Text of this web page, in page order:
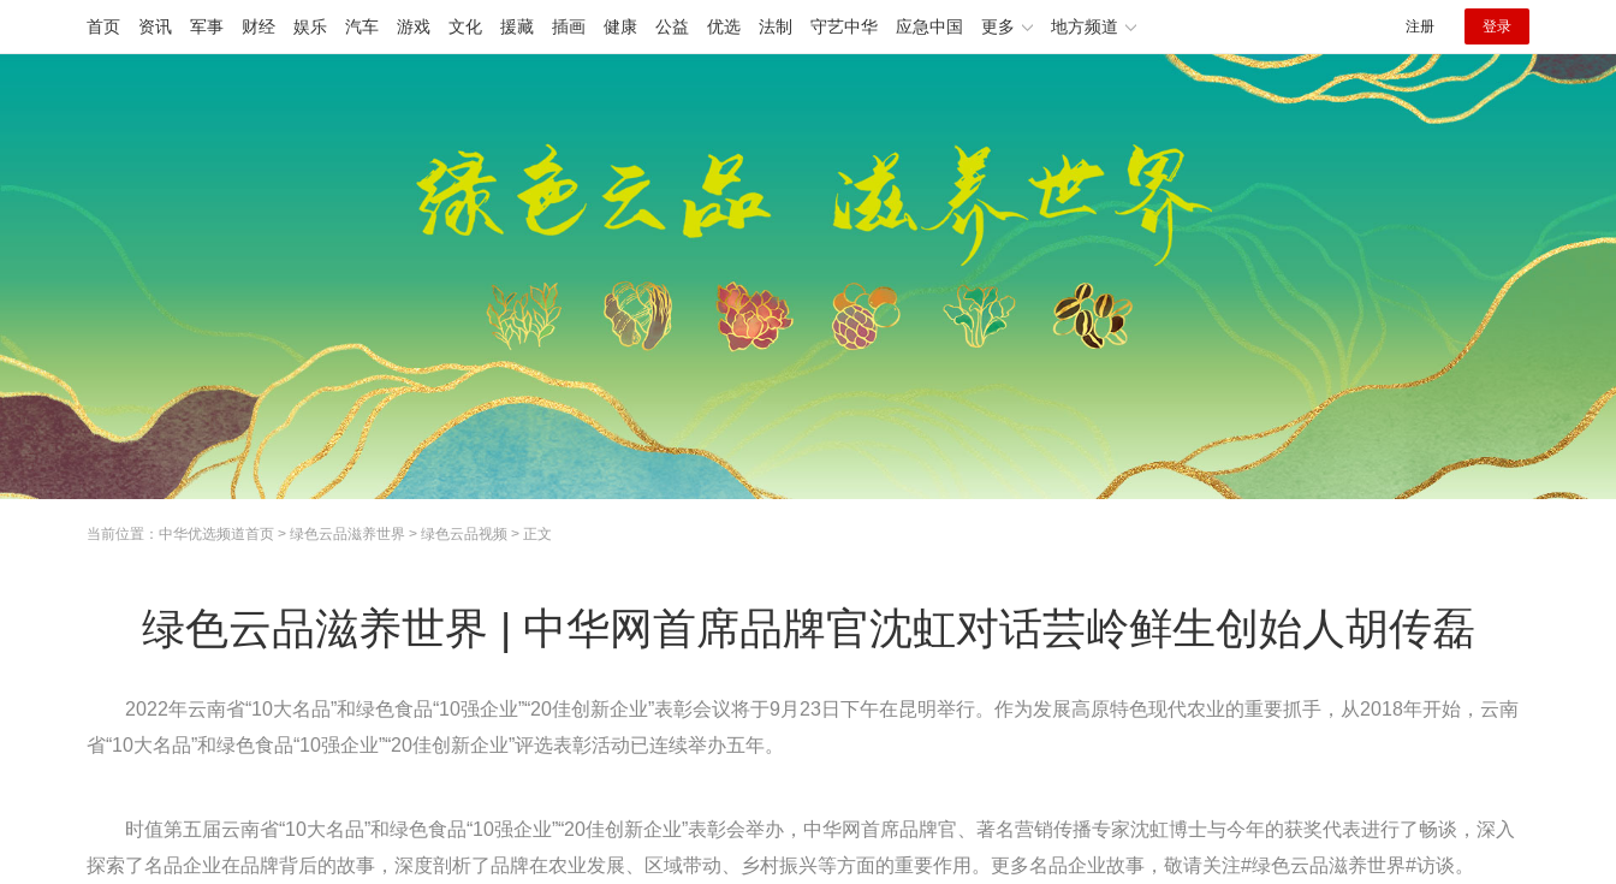
首页 资讯 军事 财经 娱乐 汽车 游戏 文化 援藏 插画 健康 公益 优选 法制 守艺中华 应急中国 更多 地方频道 注册 登录
当前位置： 中华优选频道首页 > 绿色云品滋养世界 > 绿色云品视频 > 正文
绿色云品滋养世界 | 中华网首席品牌官沈虹对话芸岭鲜生创始人胡传磊
2022年云南省“10大名品”和绿色食品“10强企业”“20佳创新企业”表彰会议将于9月23日下午在昆明举行。作为发展高原特色现代农业的重要抓手，从2018年开始，云南
省“10大名品”和绿色食品“10强企业”“20佳创新企业”评选表彰活动已连续举办五年。
时值第五届云南省“10大名品”和绿色食品“10强企业”“20佳创新企业”表彰会举办，中华网首席品牌官、著名营销传播专家沈虹博士与今年的获奖代表进行了畅谈，深入
探索了名品企业在品牌背后的故事，深度剖析了品牌在农业发展、区域带动、乡村振兴等方面的重要作用。更多名品企业故事，敬请关注#绿色云品滋养世界#访谈。